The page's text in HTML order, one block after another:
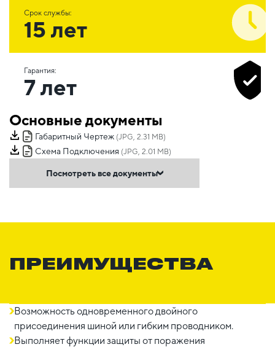
Срок службы:
15 лет
Гарантия:
7 лет
Основные документы
Габаритный Чертеж (JPG, 2.31 MB)
Схема Подключения (JPG, 2.01 MB)
Посмотреть все документы
ПРЕИМУЩЕСТВА
Возможность одновременного двойного
присоединения шиной или гибким проводником.
Выполняет функции защиты от поражения